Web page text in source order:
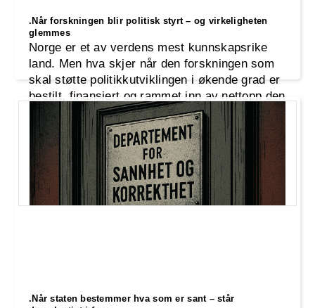
.Når forskningen blir politisk styrt – og virkeligheten
glemmes
Norge er et av verdens mest kunnskapsrike
land. Men hva skjer når den forskningen som
skal støtte politikkutviklingen i økende grad er
bestilt, finansiert og rammet inn av nettopp den
ensidige politikken i seg selv?
.Når staten bestemmer hva som er sant – står